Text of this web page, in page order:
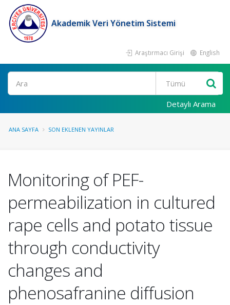
Akademik Veri Yönetim Sistemi
Araştırmacı Girişi English
Ara
Detaylı Arama
ANA SAYFA SON EKLENEN YAYINLAR
Monitoring of PEF-
permeabilization in cultured
rape cells and potato tissue
through conductivity
changes and
phenosafranine diffusion